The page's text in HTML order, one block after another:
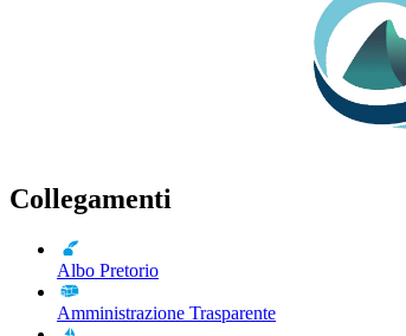
Collegamenti
Albo Pretorio
Amministrazione Trasparente